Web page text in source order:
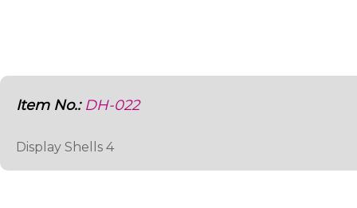
Item No.:DH-022
Display Shells 4